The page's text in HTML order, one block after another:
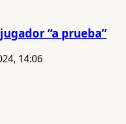
“a prueba”
14:06